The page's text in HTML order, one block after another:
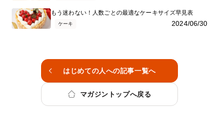
もう迷わない！人数ごとの最適なケーキサイズ早見表
2024/06/30
ケーキ
はじめての人への記事一覧へ
マガジントップへ戻る